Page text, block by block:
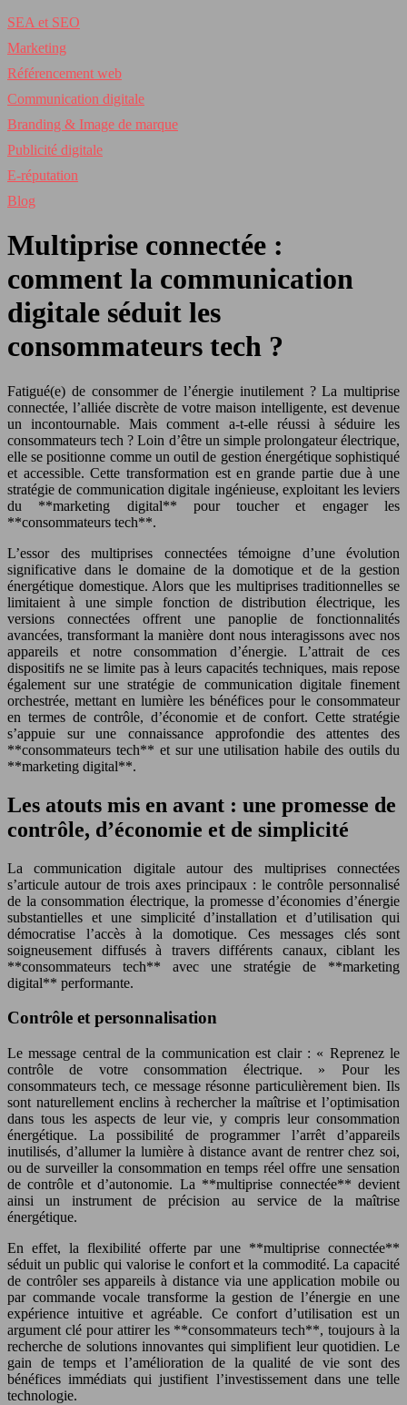
SEA et SEO
Marketing
Référencement web
Communication digitale
Branding & Image de marque
Publicité digitale
E-réputation
Blog
Multiprise connectée :
comment la communication
digitale séduit les
consommateurs tech ?
Fatigué(e) de consommer de l’énergie inutilement ? La multiprise
connectée, l’alliée discrète de votre maison intelligente, est devenue
un incontournable. Mais comment a-t-elle réussi à séduire les
consommateurs tech ? Loin d’être un simple prolongateur électrique,
elle se positionne comme un outil de gestion énergétique sophistiqué
et accessible. Cette transformation est en grande partie due à une
stratégie de communication digitale ingénieuse, exploitant les leviers
du **marketing digital** pour toucher et engager les
**consommateurs tech**.
L’essor des multiprises connectées témoigne d’une évolution
significative dans le domaine de la domotique et de la gestion
énergétique domestique. Alors que les multiprises traditionnelles se
limitaient à une simple fonction de distribution électrique, les
versions connectées offrent une panoplie de fonctionnalités
avancées, transformant la manière dont nous interagissons avec nos
appareils et notre consommation d’énergie. L’attrait de ces
dispositifs ne se limite pas à leurs capacités techniques, mais repose
également sur une stratégie de communication digitale finement
orchestrée, mettant en lumière les bénéfices pour le consommateur
en termes de contrôle, d’économie et de confort. Cette stratégie
s’appuie sur une connaissance approfondie des attentes des
**consommateurs tech** et sur une utilisation habile des outils du
**marketing digital**.
Les atouts mis en avant : une promesse de
contrôle, d’économie et de simplicité
La communication digitale autour des multiprises connectées
s’articule autour de trois axes principaux : le contrôle personnalisé
de la consommation électrique, la promesse d’économies d’énergie
substantielles et une simplicité d’installation et d’utilisation qui
démocratise l’accès à la domotique. Ces messages clés sont
soigneusement diffusés à travers différents canaux, ciblant les
**consommateurs tech** avec une stratégie de **marketing
digital** performante.
Contrôle et personnalisation
Le message central de la communication est clair : « Reprenez le
contrôle de votre consommation électrique. » Pour les
consommateurs tech, ce message résonne particulièrement bien. Ils
sont naturellement enclins à rechercher la maîtrise et l’optimisation
dans tous les aspects de leur vie, y compris leur consommation
énergétique. La possibilité de programmer l’arrêt d’appareils
inutilisés, d’allumer la lumière à distance avant de rentrer chez soi,
ou de surveiller la consommation en temps réel offre une sensation
de contrôle et d’autonomie. La **multiprise connectée** devient
ainsi un instrument de précision au service de la maîtrise
énergétique.
En effet, la flexibilité offerte par une **multiprise connectée**
séduit un public qui valorise le confort et la commodité. La capacité
de contrôler ses appareils à distance via une application mobile ou
par commande vocale transforme la gestion de l’énergie en une
expérience intuitive et agréable. Ce confort d’utilisation est un
argument clé pour attirer les **consommateurs tech**, toujours à la
recherche de solutions innovantes qui simplifient leur quotidien. Le
gain de temps et l’amélioration de la qualité de vie sont des
bénéfices immédiats qui justifient l’investissement dans une telle
technologie.